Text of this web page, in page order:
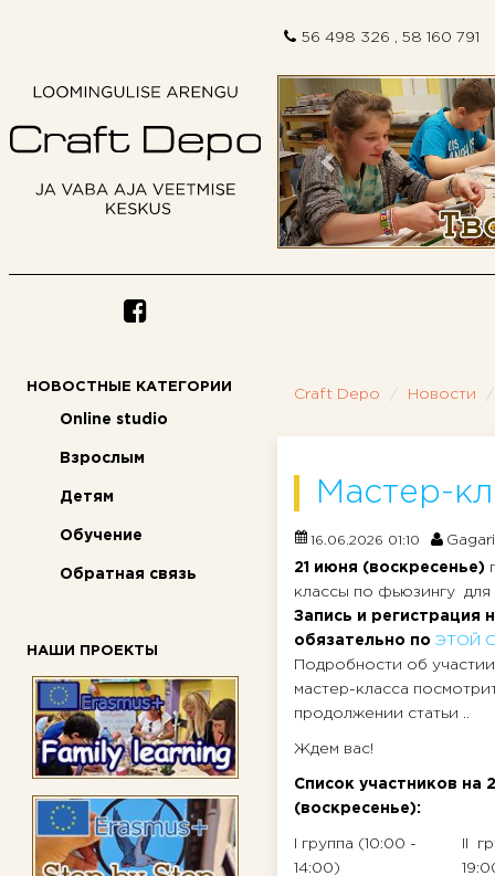
56 498 326 , 58 160 791
Предыдущий
НОВОСТНЫЕ КАТЕГОРИИ
Online studio
Взрослым
Детям
Обучение
Обратная связь
НАШИ ПРОЕКТЫ
Craft Depo Новости
Мастер-
16.06.2026 01:10
21 июня (воскресенье)
классы по фьюзингу для
Запись и регистрация
обязательно по ЭТОЙ
Подробности об
мастер-класса
продолжении статьи ..
Ждем вас!
Список участников на
(воскресенье):
I группа (10:00 -
14:00)
II